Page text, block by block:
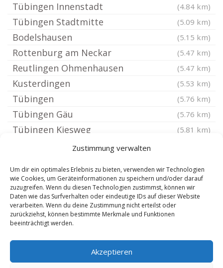
Zustimmung verwalten
Um dir ein optimales Erlebnis zu bieten, verwenden wir Technologien
wie Cookies, um Geräteinformationen zu speichern und/oder darauf
zuzugreifen. Wenn du diesen Technologien zustimmst, können wir
Daten wie das Surfverhalten oder eindeutige IDs auf dieser Website
verarbeiten. Wenn du deine Zustimmung nicht erteilst oder
zurückziehst, können bestimmte Merkmale und Funktionen
beeinträchtigt werden.
Akzeptieren
Tübingen Innenstadt (4.84 km)
Tübingen Stadtmitte (5.09 km)
Bodelshausen (5.15 km)
Rottenburg am Neckar (5.47 km)
Reutlingen Ohmenhausen (5.47 km)
Kusterdingen (5.53 km)
Tübingen (5.76 km)
Tübingen Gäu (5.76 km)
Tübingen Kiesweg (5.81 km)
Tübingen Sickingen
Baden-Württemberg (6.08 km)
Reutlingen Gönningen (6.11 km)
Reutlingen Wannweil
Wannweil
Reutlingen Betzingen
Tübingen Durlangen